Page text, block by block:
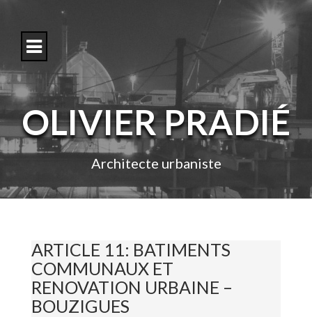
o
c
n
e
OLIVIER PRADIÉ
Architecte urbaniste
ARTICLE 11: BATIMENTS
COMMUNAUX ET
RENOVATION URBAINE –
BOUZIGUES